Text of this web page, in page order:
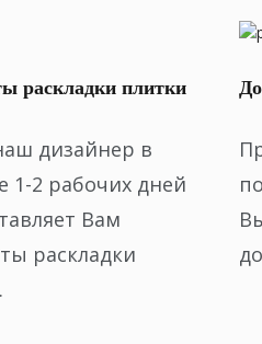
раскладки плитки
дизайнер в
1-2 рабочих дней
Вам
раскладки